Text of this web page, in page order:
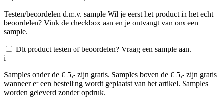
Testen/beoordelen d.m.v. sample Wil je eerst het product in het echt
beoordelen? Vink de checkbox aan en je ontvangt van ons een
sample.
Dit product testen of beoordelen? Vraag een sample aan.
i
Samples onder de € 5,- zijn gratis. Samples boven de € 5,- zijn gratis
wanneer er een bestelling wordt geplaatst van het artikel. Samples
worden geleverd zonder opdruk.